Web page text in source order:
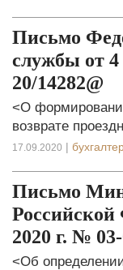
Письмо
службы от
20/14282@
<О
возврате
17.09.2020 |
Письмо
Российской
2020 г. №
<Об